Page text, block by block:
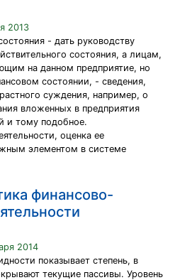
2013
- дать руководству
состояния, а лицам,
на данном предприятие, но
состоянии, - сведения,
суждения, например, о
вложенных в предприятия
и тому подобное.
оценка ее
элементом в системе
финансово-
2014
показывает степень, в
текущие пассивы. Уровень